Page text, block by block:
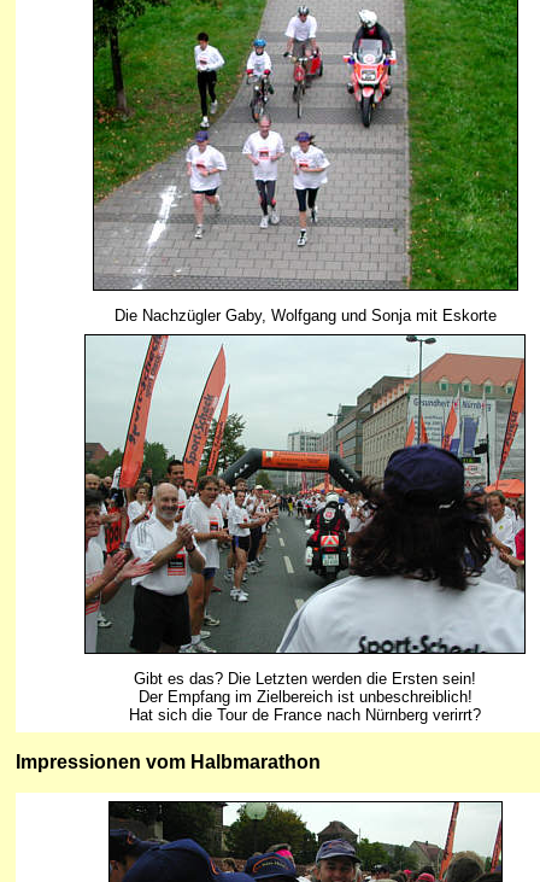
Die Nachzügler Gaby, Wolfgang und Sonja mit Eskorte
Gibt es das? Die Letzten werden die Ersten sein!
Der Empfang im Zielbereich ist unbeschreiblich!
Hat sich die Tour de France nach Nürnberg verirrt?
Impressionen vom Halbmarathon